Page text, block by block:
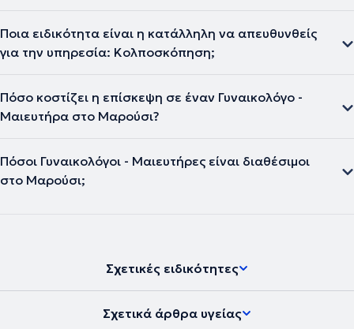
Ποια ειδικότητα είναι η κατάλληλη να απευθυνθείς
για την υπηρεσία: Κολποσκόπηση;
Πόσο κοστίζει η επίσκεψη σε έναν Γυναικολόγο -
Μαιευτήρα στο Μαρούσι?
Πόσοι Γυναικολόγοι - Μαιευτήρες είναι διαθέσιμοι
στο Μαρούσι;
Σχετικές ειδικότητες
Σχετικά άρθρα υγείας